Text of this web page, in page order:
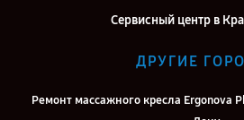
Сервисный центр в
ДРУГИЕ
Ремонт массажного кресла Ergonova